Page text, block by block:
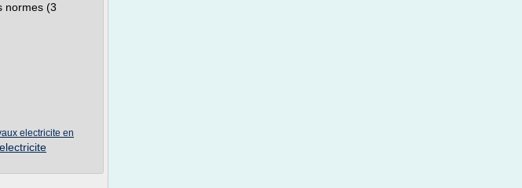
normes (3
electricite en